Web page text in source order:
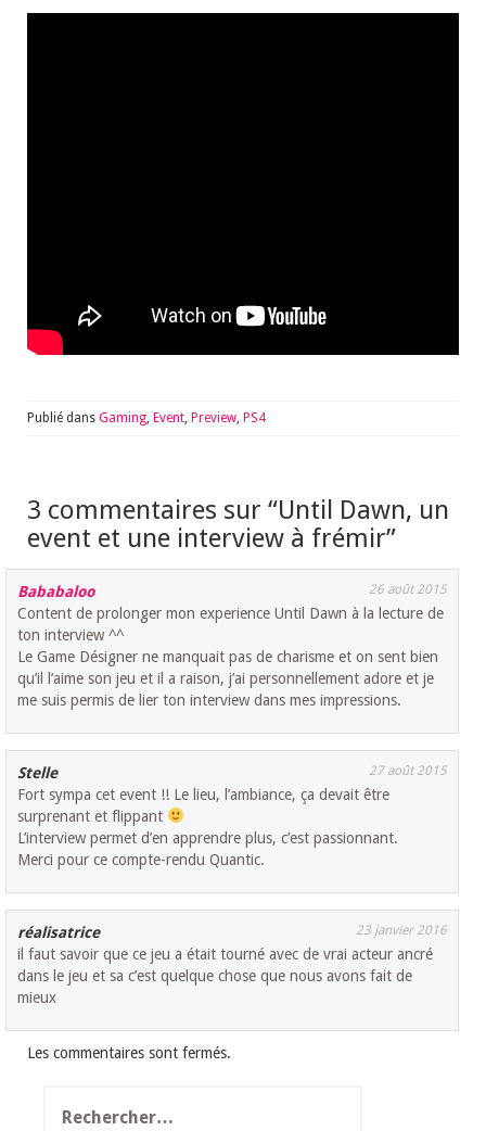
Publié dans Gaming Event Preview PS4
3 commentaires sur “Until Dawn, un
event et une interview à frémir”
Bababaloo 26 août 2015
Content de prolonger mon experience Until Dawn à la lecture de
ton interview ^^
Le Game Désigner ne manquait pas de charisme et on sent bien
qu’il l’aime son jeu et il a raison, j’ai personnellement adore et je
me suis permis de lier ton interview dans mes impressions.
Stelle 27 août 2015
Fort sympa cet event !! Le lieu, l’ambiance, ça devait être
surprenant et flippant
L’interview permet d’en apprendre plus, c’est passionnant.
Merci pour ce compte-rendu Quantic.
réalisatrice 23 janvier 2016
il faut savoir que ce jeu a était tourné avec de vrai acteur ancré
dans le jeu et sa c’est quelque chose que nous avons fait de
mieux
Les commentaires sont fermés.